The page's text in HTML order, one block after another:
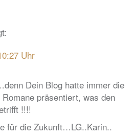
Uhr
Dein Blog hatte immer die
präsentiert, was den
!!!!
für die Zukunft…LG..Karin..